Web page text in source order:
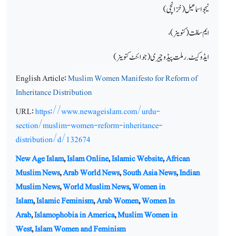
نیجو اسماعیل (خزانچی)
ایم سلفت (کنوینر)،
ایڈوکیٹ. رملت پیڈوچیری (جوائنٹ کنوینر)
English Article:Muslim Women Manifesto for Reform of
Inheritance Distribution
URL:https://www.newageislam.com/urdu-
section/muslim-women-reform-inheritance-
distribution/d/132674
New Age Islam,Islam Online,Islamic Website,African
Muslim News,Arab World News,South Asia News,Indian
Muslim News,World Muslim News,Women in
Islam,Islamic Feminism,Arab Women,Women In
Arab,Islamophobia in America,Muslim Women in
West,Islam Women and Feminism